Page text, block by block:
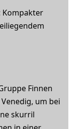
Kompakter
Finnen
um bei
skurril